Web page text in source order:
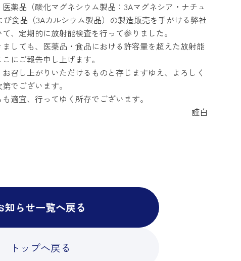
薬品（酸化マグネシウム製品：3Aマグネシア・ナチュ
食品（3Aカルシウム製品）の製造販売を手がける弊社
、定期的に放射能検査を行って参りました。
しても、医薬品・食品における許容量を超えた放射能
にご報告申し上げます。
召し上がりいただけるものと存じますゆえ、よろしく
でございます。
適宜、行ってゆく所存でございます。
謹白
知らせ一覧へ戻る
トップへ戻る